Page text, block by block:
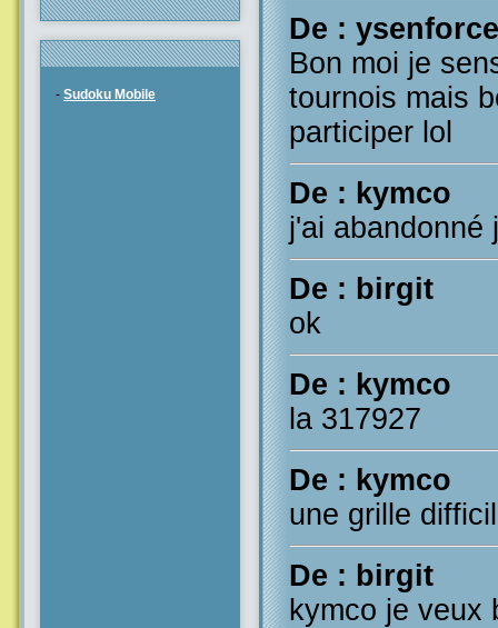
- Sudoku Mobile
De :
Bon moi je
tournois mais
participer lol
De : kymco
j'ai abandonné
De : birgit
ok
De : kymco
la 317927
De : kymco
une grille
De : birgit
kymco je veux